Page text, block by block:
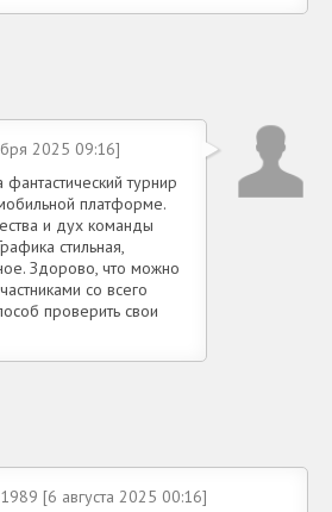
2025 09:16]
турнир
платформе.
и дух команды
стильная,
Здорово, что можно
со всего
проверить свои
[6 августа 2025 00:16]